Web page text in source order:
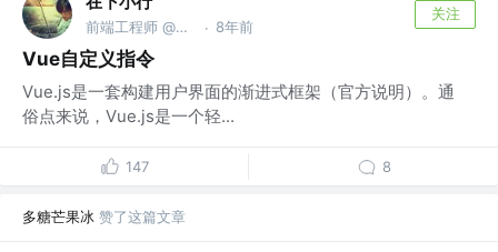
前端工程师 @比亚迪 · 8年前
关注
Vue自定义指令
Vue.js是一套构建用户界面的渐进式框架（官方说明）。通
俗点来说，Vue.js是一个轻...
147 8
多糖芒果冰 赞了这篇文章